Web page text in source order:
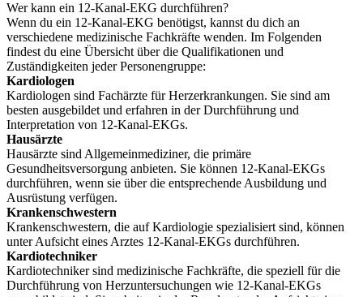
Wer kann ein 12-Kanal-EKG durchführen?
Wenn du ein 12-Kanal-EKG benötigst, kannst du dich an
verschiedene medizinische Fachkräfte wenden. Im Folgenden
findest du eine Übersicht über die Qualifikationen und
Zuständigkeiten jeder Personengruppe:
Kardiologen
Kardiologen sind Fachärzte für Herzerkrankungen. Sie sind am
besten ausgebildet und erfahren in der Durchführung und
Interpretation von 12-Kanal-EKGs.
Hausärzte
Hausärzte sind Allgemeinmediziner, die primäre
Gesundheitsversorgung anbieten. Sie können 12-Kanal-EKGs
durchführen, wenn sie über die entsprechende Ausbildung und
Ausrüstung verfügen.
Krankenschwestern
Krankenschwestern, die auf Kardiologie spezialisiert sind, können
unter Aufsicht eines Arztes 12-Kanal-EKGs durchführen.
Kardiotechniker
Kardiotechniker sind medizinische Fachkräfte, die speziell für die
Durchführung von Herzuntersuchungen wie 12-Kanal-EKGs